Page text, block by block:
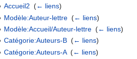
Accueil2 ‎(← liens)
Modèle:Auteur-lettre ‎(← liens)
Modèle:Accueil/Auteur-lettre ‎(← liens)
Catégorie:Auteurs-B ‎(← liens)
Catégorie:Auteurs-A‎(← liens)